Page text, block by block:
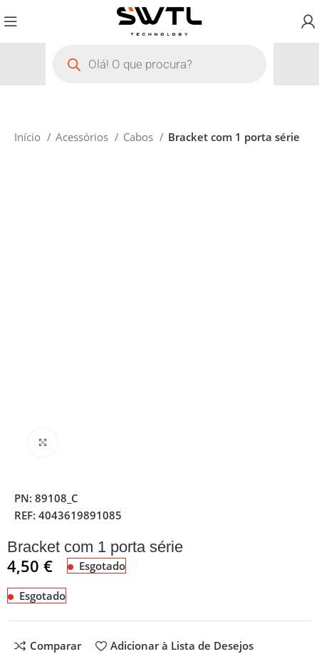
Início Acessórios Cabos Bracket com 1 porta série
PN:89108_C
REF:4043619891085
Bracket com 1 porta série
4,50€ Esgotado
Esgotado
Comparar Adicionar à Lista de Desejos